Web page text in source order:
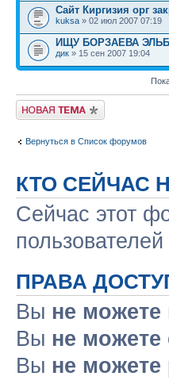
Сайт Киргизия орг
kuksa » 02 июл 2007 07:19
ИЩУ БОРЗАЕВА
дик » 15 сен 2007 19:04
Новая тема
Вернуться в Список форумов
КТО СЕЙЧАС
Сейчас этот
ПРАВА
Вы не можете
Вы не можете
Вы не можете